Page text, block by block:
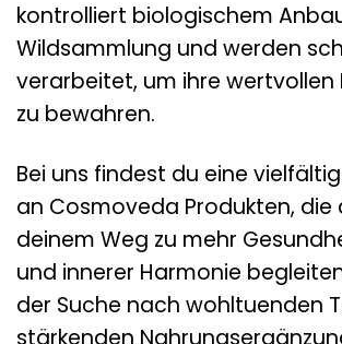
kontrolliert biologischem
Wildsammlung und werden
verarbeitet, um ihre
zu bewahren.
Bei uns findest du eine
an Cosmoveda Produkten, die
deinem Weg zu mehr
und innerer Harmonie
der Suche nach wohltuenden